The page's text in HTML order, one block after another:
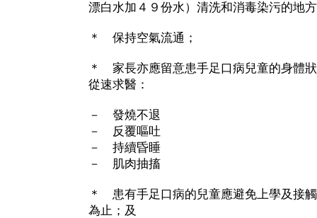
漂白水加４９份水）清洗和消毒染污的地
＊ 保持空氣流通；
＊ 家長亦應留意患手足口病兒童的身體
從速求醫：
－ 發燒不退
－ 反覆嘔吐
－ 持續昏睡
－ 肌肉抽搐
＊ 患有手足口病的兒童應避免上學及接
為止；及